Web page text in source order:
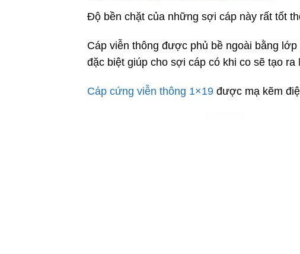
Độ bền chặt của những sợi cáp này rất tốt
Cáp viễn thông được phủ bề ngoài bằng
đặc biệt giúp cho sợi cáp có khi co sẽ tạo ra
Cáp cứng viễn thông 1×19 được mạ kẽm